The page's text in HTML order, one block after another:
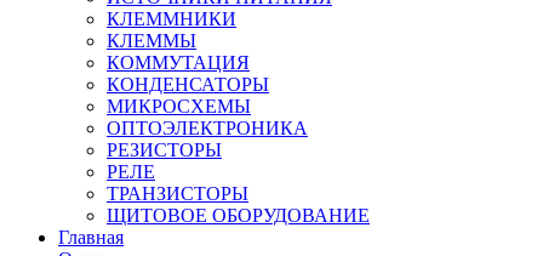
КЛЕММНИКИ
КЛЕММЫ
КОММУТАЦИЯ
КОНДЕНСАТОРЫ
МИКРОСХЕМЫ
ОПТОЭЛЕКТРОНИКА
РЕЗИСТОРЫ
РЕЛЕ
ТРАНЗИСТОРЫ
ЩИТОВОЕ ОБОРУДОВАНИЕ
Главная